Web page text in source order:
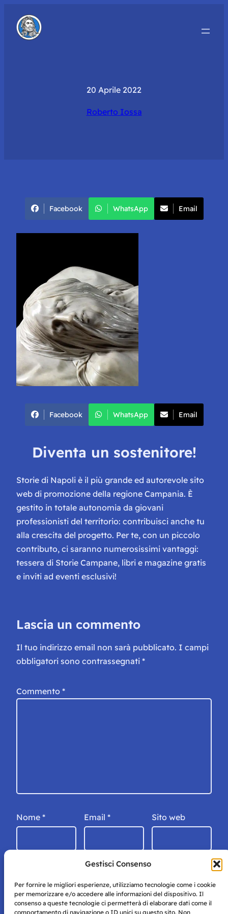
Gestisci Consenso
Per fornire le migliori esperienze, utilizziamo tecnologie come i cookie
per memorizzare e/o accedere alle informazioni del dispositivo. Il
consenso a queste tecnologie ci permetterà di elaborare dati come il
comportamento di navigazione o ID unici su questo sito. Non
20 Aprile 2022
Roberto Iossa
Facebook WhatsApp Email
Facebook WhatsApp Email
Diventa un sostenitore!
Storie di Napoli è il più grande ed autorevole sito
web di promozione della regione Campania. È
gestito in totale autonomia da giovani
professionisti del territorio: contribuisci anche tu
alla crescita del progetto. Per te, con un piccolo
contributo, ci saranno numerosissimi vantaggi:
tessera di Storie Campane, libri e magazine gratis
e inviti ad eventi esclusivi!
Lascia un commento
Il tuo indirizzo email non sarà pubblicato. I campi
obbligatori sono contrassegnati *
Commento *
Nome * Email * Sito web